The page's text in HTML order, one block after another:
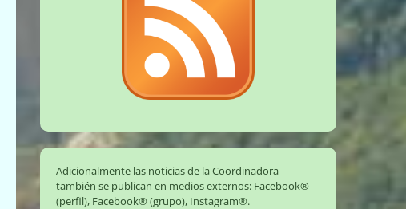
Adicionalmente las noticias de la Coordinadora
también se publican en medios externos: Facebook®
(perfil), Facebook® (grupo), Instagram®.